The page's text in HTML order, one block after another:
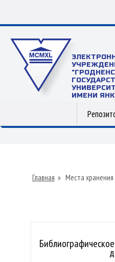
ИМЕНИ
Главная » Места хранения